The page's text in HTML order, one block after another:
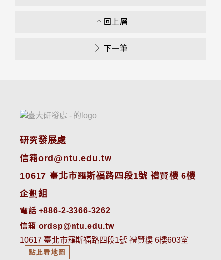
回上層
下一筆
研究發展處
信箱ord@ntu.edu.tw
10617 臺北市羅斯福路四段1號 禮賢樓 6樓
企劃組
電話 +886-2-3366-3262
信箱 ordsp@ntu.edu.tw
10617 臺北市羅斯福路四段1號 禮賢樓 6樓603室
點此看地圖